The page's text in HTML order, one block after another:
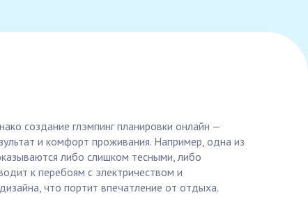
создание глэмпинг планировки онлайн —
и комфорт проживания. Например, одна из
либо слишком тесными, либо
к перебоям с электричеством и
что портит впечатление от отдыха.